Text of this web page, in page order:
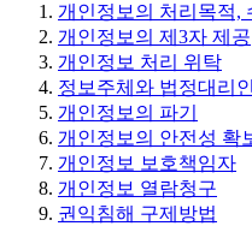
개인정보의 처리목적,
개인정보의 제3자 제공
개인정보 처리 위탁
정보주체와 법정대리
개인정보의 파기
개인정보의 안전성 확
개인정보 보호책임자
개인정보 열람청구
권익침해 구제방법